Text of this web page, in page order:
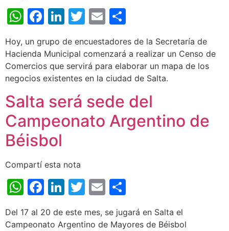
WhatsApp
Facebook
LinkedIn
Twitter
Email
Hoy, un grupo de encuestadores de la Secretaría de
Hacienda Municipal comenzará a realizar un Censo de
Comercios que servirá para elaborar un mapa de los
negocios existentes en la ciudad de Salta.
Salta será sede del
Campeonato Argentino de
Béisbol
Compartí esta nota
WhatsApp
Facebook
LinkedIn
Twitter
Email
Del 17 al 20 de este mes, se jugará en Salta el
Campeonato Argentino de Mayores de Béisbol